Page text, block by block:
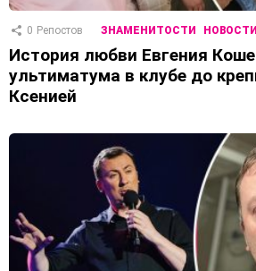
0 Репостов ЗНАМЕНИТОСТИ
История любви Евгения
ультиматума в клубе до
Ксенией